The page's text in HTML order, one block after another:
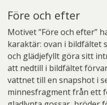
Före och efter
Motivet ”Före och efter”
karaktär: ovan i bildfältet
och glädjefyllt göra sitt
att nedtill i bildfältet
vattnet till en snapshot i
minnesfragment från ett